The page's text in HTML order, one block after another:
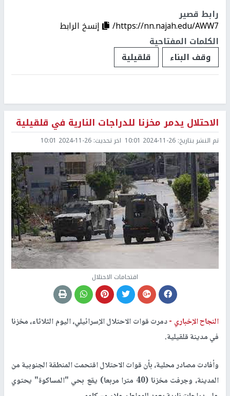
رابط قصير
https://nn.najah.edu/AWW7/
إنسخ الرابط
الكلمات المفتاحية
وقف البناء
قلقيلية
الاحتلال يدمر مخزنا للدراجات النارية في قلقيلية
تم النشر بتاريخ: 2024-11-26 10:01 اخر تحديث: 2024-11-26 10:01
اقتحامات الاحتلال
النجاح الإخباري -دمرت قوات الاحتلال الإسرائيلي، اليوم الثلاثاء، مخزنا
في مدينة قلقيلية.
وأفادت مصادر محلية، بأن قوات الاحتلال اقتحمت المنطقة الجنوبية من
المدينة، وجرفت مخزنا (40 مترا مربعا) يقع بحي "المساكوة" يحتوي